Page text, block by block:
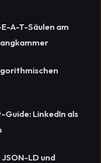
A-T-Säulen am
LinkedIn als
LD und